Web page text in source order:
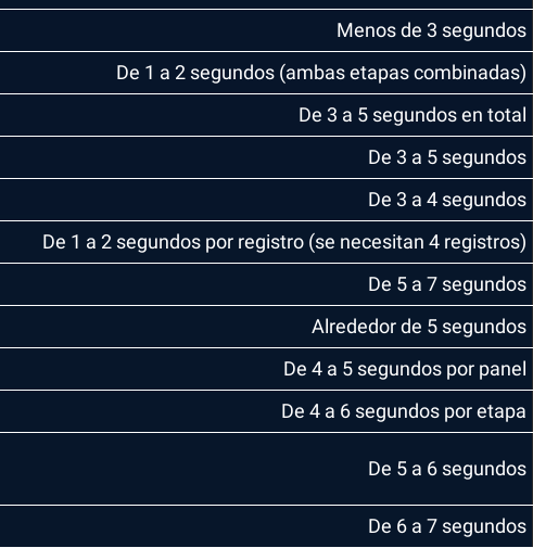
Menos de 3 segundos
De 1 a 2 segundos (ambas etapas combinadas)
De 3 a 5 segundos en total
De 3 a 5 segundos
De 3 a 4 segundos
De 1 a 2 segundos por registro (se necesitan 4 registros)
De 5 a 7 segundos
Alrededor de 5 segundos
De 4 a 5 segundos por panel
De 4 a 6 segundos por etapa
De 5 a 6 segundos
De 6 a 7 segundos